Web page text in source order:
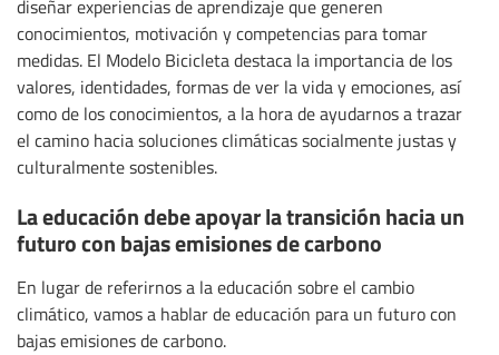
diseñar experiencias de aprendizaje que generen
conocimientos, motivación y competencias para tomar
medidas. El Modelo Bicicleta destaca la importancia de los
valores, identidades, formas de ver la vida y emociones, así
como de los conocimientos, a la hora de ayudarnos a trazar
el camino hacia soluciones climáticas socialmente justas y
culturalmente sostenibles.
La educación debe apoyar la transición hacia un
futuro con bajas emisiones de carbono
En lugar de referirnos a la educación sobre el cambio
climático, vamos a hablar de educación para un futuro con
bajas emisiones de carbono.